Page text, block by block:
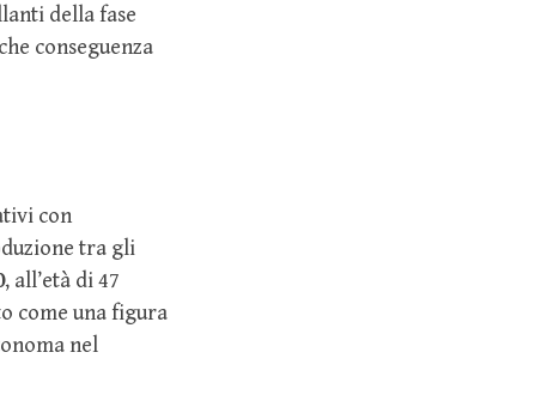
della fase
conseguenza
con
tra gli
, all’età di 47
come una figura
nel